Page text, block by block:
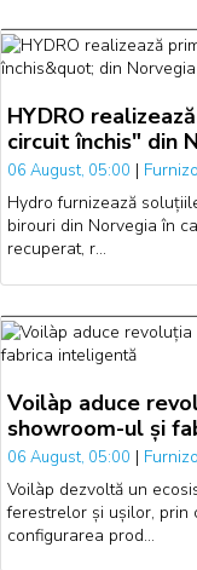
HYDRO
circuit închis" din
06 August, 05:00 |
Hydro furnizează
birouri din Norvegia în
recuperat, r…
Voilàp aduce
showroom-ul și
06 August, 05:00 |
Voilàp dezvoltă un
ferestrelor și ușilor, prin
configurarea prod…